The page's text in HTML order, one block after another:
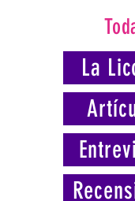
La